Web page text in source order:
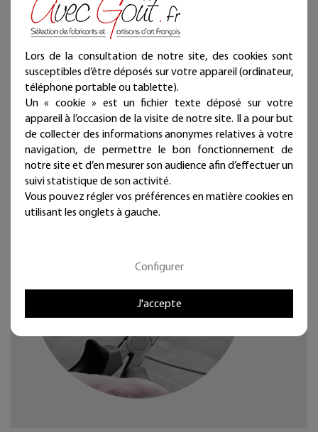
anti-UV) et assemblés dans notre atelier.
Fabrication française. Artisanat d’art.
Chaque bijou de mur est présenté dans une jolie
pochette prête à offrir et qui atteste sa fabrication
artisanale et française !
Punaise fournie (noir mat diamètre 11 mm - longueur 11
mm)
Dimensions : 28 x 65 cm
Les dimensions peuvent légèrement varier.
Ces articles sont réservés à la décoration d’intérieur
Lors de la consultation de notre site, des cookies sont
susceptibles d’être déposés sur votre appareil (ordinateur,
téléphone portable ou tablette).
Un « cookie » est un fichier texte déposé sur votre
appareil à l’occasion de la visite de notre site. Il a pour but
de collecter des informations anonymes relatives à votre
navigation, de permettre le bon fonctionnement de
notre site et d’en mesurer son audience afin d’effectuer un
suivi statistique de son activité.
Vous pouvez régler vos préférences en matière cookies en
utilisant les onglets à gauche.
Configurer
J'accepte